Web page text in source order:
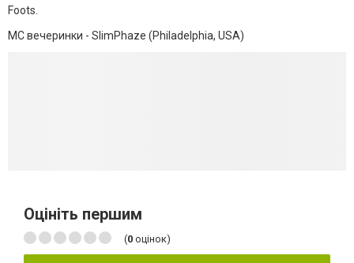
Foots.
MC вечеринки - SlimPhaze (Philadelphia, USA)
Оцініть першим
(0 оцінок)